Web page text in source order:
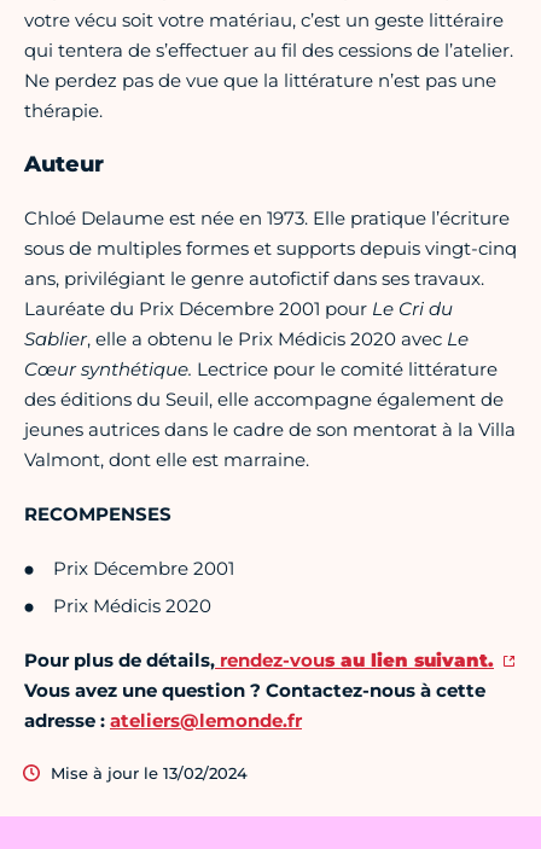
votre vécu soit votre matériau, c’est un geste littéraire
qui tentera de s’effectuer au fil des cessions de l’atelier.
Ne perdez pas de vue que la littérature n’est pas une
thérapie.
Auteur
Chloé Delaume est née en 1973. Elle pratique l’écriture
sous de multiples formes et supports depuis vingt-cinq
ans, privilégiant le genre autofictif dans ses travaux.
Lauréate du Prix Décembre 2001 pour Le Cri du
Sablier, elle a obtenu le Prix Médicis 2020 avec Le
Cœur synthétique. Lectrice pour le comité littérature
des éditions du Seuil, elle accompagne également de
jeunes autrices dans le cadre de son mentorat à la Villa
Valmont, dont elle est marraine.
RECOMPENSES
Prix Décembre 2001
Prix Médicis 2020
Pour plus de détails, rendez-vous au lien suivant.
Vous avez une question ? Contactez-nous à cette
adresse : ateliers@lemonde.fr
Mise à jour le 13/02/2024